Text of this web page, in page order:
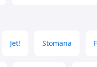
Jet! Stomana